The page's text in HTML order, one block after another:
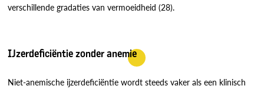
verschillende gradaties van vermoeidheid (28).
IJzerdeficiëntie zonder anemie
Niet-anemische ijzerdeficiëntie wordt steeds vaker als een klinisch